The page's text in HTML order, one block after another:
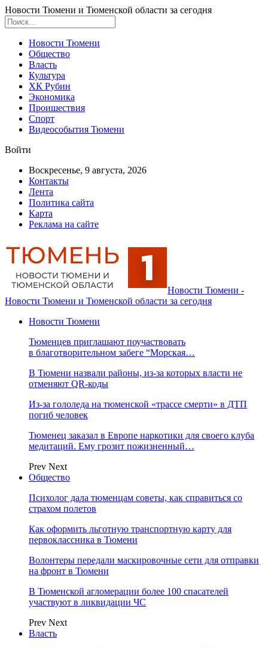
Новости Тюмени и Тюменской области за сегодня
Новости Тюмени
Общество
Власть
Культура
ХК Рубин
Экономика
Проишествия
Спорт
Видеособытия Тюмени
Войти
Воскресенье, 9 августа, 2026
Контакты
Лента
Политика сайта
Карта
Реклама на сайте
Новости Тюмени -
Новости Тюмени и Тюменской области за сегодня
Новости Тюмени
Тюменцев приглашают поучаствовать
в благотворительном забеге “Морская…
В Тюмени назвали районы, из-за которых власти не
отменяют QR-коды
Из-за гололеда на тюменской «трассе смерти» в ДТП
погиб человек
Тюменец заказал в Европе наркотики для своего клуба
медитаций. Ему грозит пожизненный…
Prev Next
Общество
Психолог дала тюменцам советы, как справиться со
страхом полетов
Как оформить льготную транспортную карту для
первоклассника в Тюмени
Волонтеры передали маскировочные сети для отправки
на фронт в Тюмени
В Тюменской агломерации более 100 спасателей
участвуют в ликвидации ЧС
Prev Next
Власть